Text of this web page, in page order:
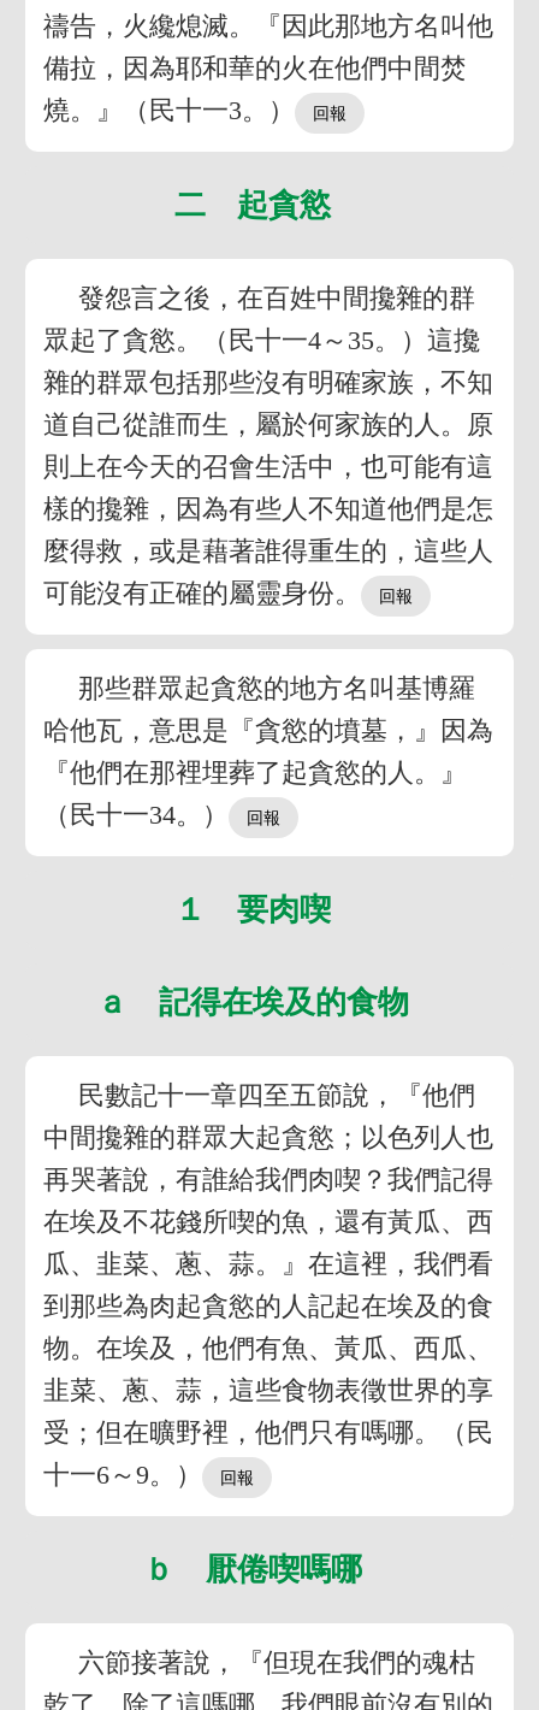
禱告，火纔熄滅。『因此那地方名叫他
備拉，因為耶和華的火在他們中間焚
燒。』（民十一3。）
二 起貪慾
發怨言之後，在百姓中間攙雜的群
眾起了貪慾。（民十一4～35。）這攙
雜的群眾包括那些沒有明確家族，不知
道自己從誰而生，屬於何家族的人。原
則上在今天的召會生活中，也可能有這
樣的攙雜，因為有些人不知道他們是怎
麼得救，或是藉著誰得重生的，這些人
可能沒有正確的屬靈身份。
那些群眾起貪慾的地方名叫基博羅
哈他瓦，意思是『貪慾的墳墓，』因為
『他們在那裡埋葬了起貪慾的人。』
（民十一34。）
１ 要肉喫
ａ 記得在埃及的食物
民數記十一章四至五節說，『他們
中間攙雜的群眾大起貪慾；以色列人也
再哭著說，有誰給我們肉喫？我們記得
在埃及不花錢所喫的魚，還有黃瓜、西
瓜、韭菜、蔥、蒜。』在這裡，我們看
到那些為肉起貪慾的人記起在埃及的食
物。在埃及，他們有魚、黃瓜、西瓜、
韭菜、蔥、蒜，這些食物表徵世界的享
受；但在曠野裡，他們只有嗎哪。（民
十一6～9。）
ｂ 厭倦喫嗎哪
六節接著說，『但現在我們的魂枯